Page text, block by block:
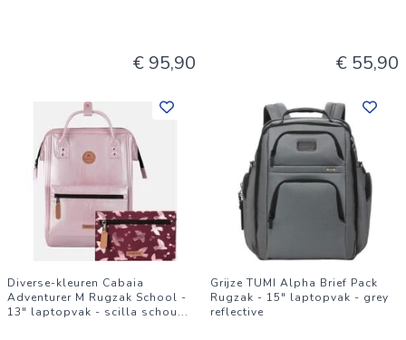
€ 95,90 € 55,90
Diverse-kleuren Cabaia
Adventurer M Rugzak School -
13" laptopvak - scilla schou...
Grijze TUMI Alpha Brief Pack
Rugzak - 15" laptopvak - grey
reflective